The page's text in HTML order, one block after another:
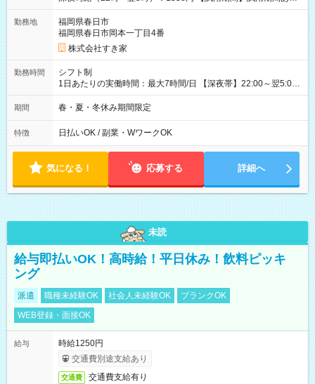
試用期間の長さ：1ヶ月 雇用形態、給与は本採用時と同じです。
試用期間の実態は30日（※条件変更なし）ですが、切り上げで
一ヶ月とさせていただきます。 研修制度あり：15時間(研修中も
同時給）
勤務地
福岡県春日市
福岡県春日市岡本一丁目4番
株式会社すき家
勤務時間
シフト制
1日あたりの実働時間：最大7時間/日 【深夜帯】22:00～翌5:00
週2日～・1日2h～OK◎ ※22:00から翌5:00までは18歳以上の方
のみ勤務可能です（18歳未満の深夜業務禁止のため） ★深夜で
す。 必ず、2名以上での勤務を行いますので、安心して働けま
す。
期間 春・夏・冬休み期間限定
特徴 日払いOK / 副業・WワークOK
気になる！ 応募する 詳細へ
未読
給与即払いOK！高時給！平日休み！飲料ピッキ
ング
派遣 職種未経験OK 社会人未経験OK
ブランクOK
WEB登録・面接OK
給与
時給1250円
交通費別途支給あり
交通費 交通費支給有り